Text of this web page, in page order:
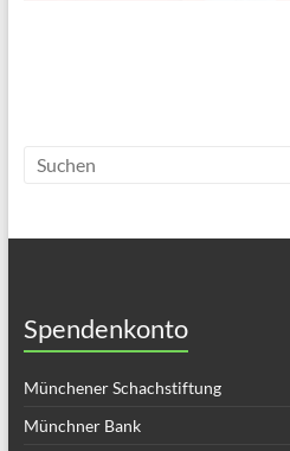
Spendenkonto
Münchener Schachstiftung
Münchner Bank